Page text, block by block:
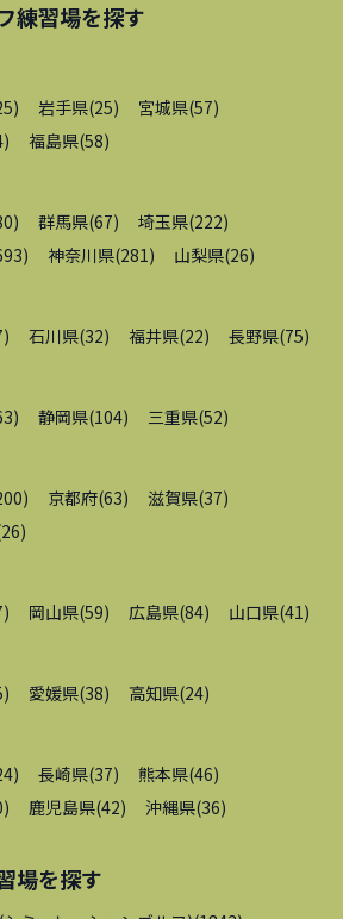
練習場を探す
) 岩手県(25) 宮城県(57)
) 福島県(58)
) 群馬県(67) 埼玉県(222)
) 神奈川県(281) 山梨県(26)
) 石川県(32) 福井県(22) 長野県(75)
) 静岡県(104) 三重県(52)
) 京都府(63) 滋賀県(37)
26)
) 岡山県(59) 広島県(84) 山口県(41)
) 愛媛県(38) 高知県(24)
) 長崎県(37) 熊本県(46)
) 鹿児島県(42) 沖縄県(36)
場を探す